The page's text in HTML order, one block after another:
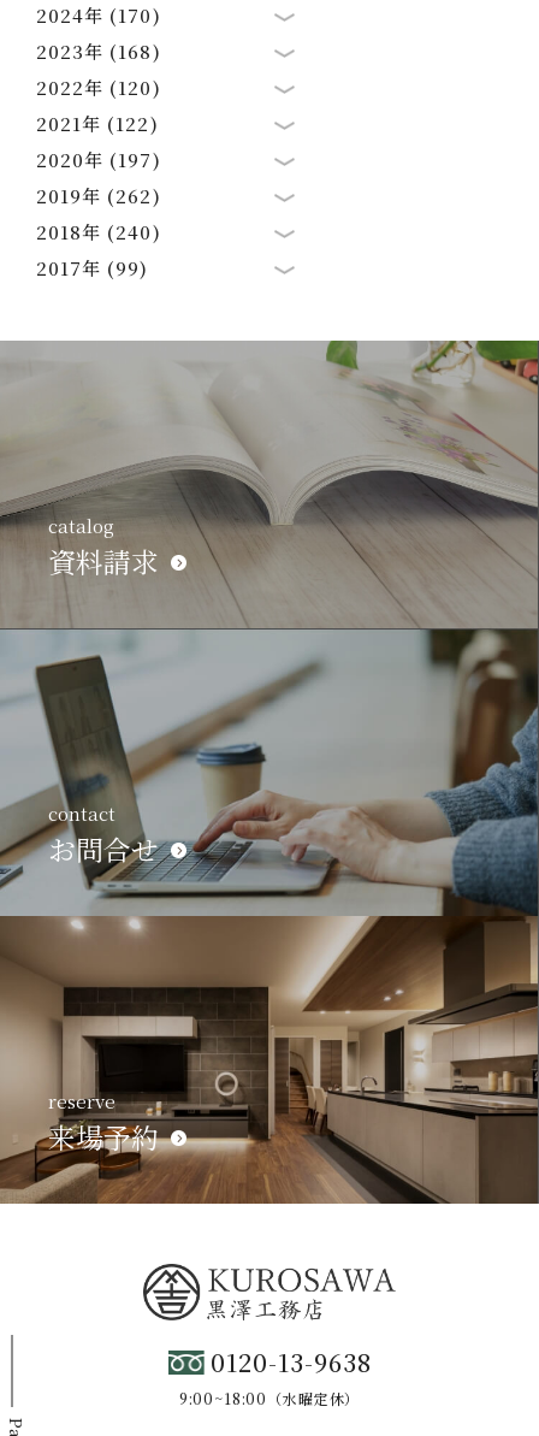
2024年 (170)
2023年 (168)
2022年 (120)
2021年 (122)
2020年 (197)
2019年 (262)
2018年 (240)
2017年 (99)
catalog
資料請求
contact
お問合せ
reserve
来場予約
0120-13-9638
9:00~18:00（水曜定休）